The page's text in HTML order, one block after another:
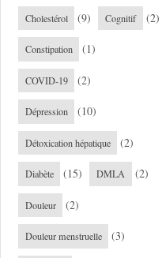
Cholestérol (9) Cognitif (2)
Constipation (1)
COVID-19 (2)
Dépression (10)
Détoxication hépatique (2)
Diabète (15) DMLA (2)
Douleur (2)
Douleur menstruelle (3)